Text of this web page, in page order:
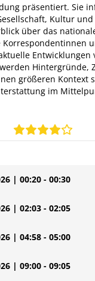
präsentiert. Sie
Kultur
über das
Hintergründe,
größeren Kontext
im
| 00:20 - 00:30
| 02:03 - 02:05
| 04:58 - 05:00
| 09:00 - 09:05